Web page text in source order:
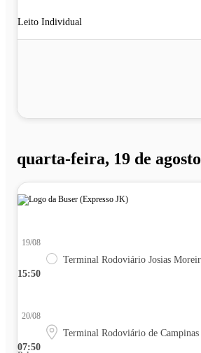
Leito Individual
quarta-feira, 19 de agosto
15:50
19/08
Terminal Rodoviário Josias
07:50
20/08
Terminal Rodoviário de Campinas